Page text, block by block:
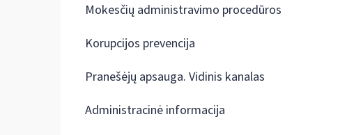
Mokesčių administravimo procedūros
Korupcijos prevencija
Pranešėjų apsauga. Vidinis kanalas
Administracinė informacija